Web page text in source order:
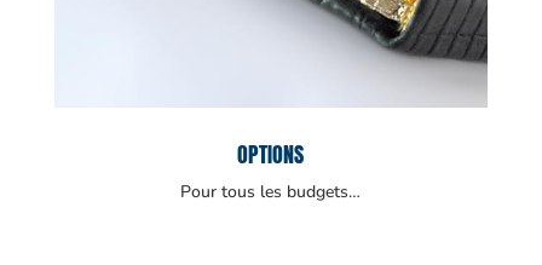
OPTIONS
Pour tous les budgets…